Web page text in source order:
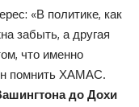
«В политике, как
забыть, а другая
что именно
помнить ХАМАС.
до Дохи